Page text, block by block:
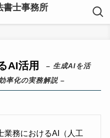
AI活用
– 生成AIを活
率化の実務解説 –
業務におけるAI（人工